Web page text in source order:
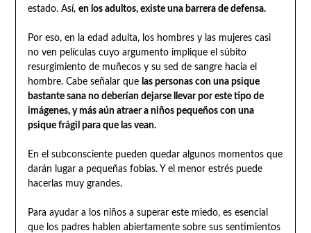
estado. Así, en los adultos, existe una barrera de defensa.
Por eso, en la edad adulta, los hombres y las mujeres casi
no ven películas cuyo argumento implique el súbito
resurgimiento de muñecos y su sed de sangre hacia el
hombre. Cabe señalar que las personas con una psique
bastante sana no deberían dejarse llevar por este tipo de
imágenes, y más aún atraer a niños pequeños con una
psique frágil para que las vean.
En el subconsciente pueden quedar algunos momentos que
darán lugar a pequeñas fobias. Y el menor estrés puede
hacerlas muy grandes.
Para ayudar a los niños a superar este miedo, es esencial
que los padres hablen abiertamente sobre sus sentimientos